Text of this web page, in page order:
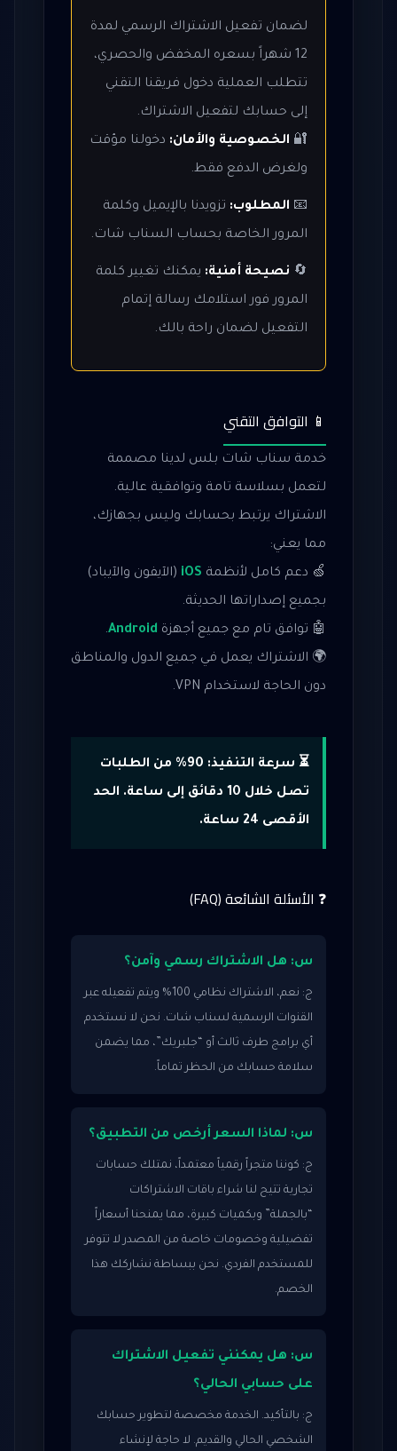
لضمان تفعيل الاشتراك الرسمي لمدة
12 شهراً بسعره المخفض والحصري،
تتطلب العملية دخول فريقنا التقني
إلى حسابك لتفعيل الاشتراك.
🔐 الخصوصية والأمان: دخولنا مؤقت
ولغرض الدفع فقط.
📧 المطلوب: تزويدنا بالإيميل وكلمة
المرور الخاصة بحساب السناب شات.
🔄 نصيحة أمنية: يمكنك تغيير كلمة
المرور فور استلامك رسالة إتمام
التفعيل لضمان راحة بالك.
📱 التوافق التقني
خدمة سناب شات بلس لدينا مصممة
لتعمل بسلاسة تامة وتوافقية عالية.
الاشتراك يرتبط بحسابك وليس بجهازك،
مما يعني:
🍏 دعم كامل لأنظمة iOS (الآيفون والآيباد)
بجميع إصداراتها الحديثة.
🤖 توافق تام مع جميع أجهزة Android
.
🌍 الاشتراك يعمل في جميع الدول والمناطق
دون الحاجة لاستخدام VPN.
⏳ سرعة التنفيذ: 90% من الطلبات
تصل خلال 10 دقائق إلى ساعة. الحد
الأقصى 24 ساعة.
❓ الأسئلة الشائعة (FAQ)
س: هل الاشتراك رسمي وآمن؟
ج: نعم، الاشتراك نظامي 100% ويتم تفعيله عبر
القنوات الرسمية لسناب شات. نحن لا نستخدم
أي برامج طرف ثالث أو “جلبريك”، مما يضمن
سلامة حسابك من الحظر تماماً.
س: لماذا السعر أرخص من التطبيق؟
ج: كوننا متجراً رقمياً معتمداً، نمتلك حسابات
تجارية تتيح لنا شراء باقات الاشتراكات
“بالجملة” وبكميات كبيرة، مما يمنحنا أسعاراً
تفضيلية وخصومات خاصة من المصدر لا تتوفر
للمستخدم الفردي. نحن ببساطة نشاركك هذا
الخصم.
س: هل يمكنني تفعيل الاشتراك
على حسابي الحالي؟
ج: بالتأكيد. الخدمة مخصصة لتطوير حسابك
الشخصي الحالي والقديم. لا حاجة لإنشاء